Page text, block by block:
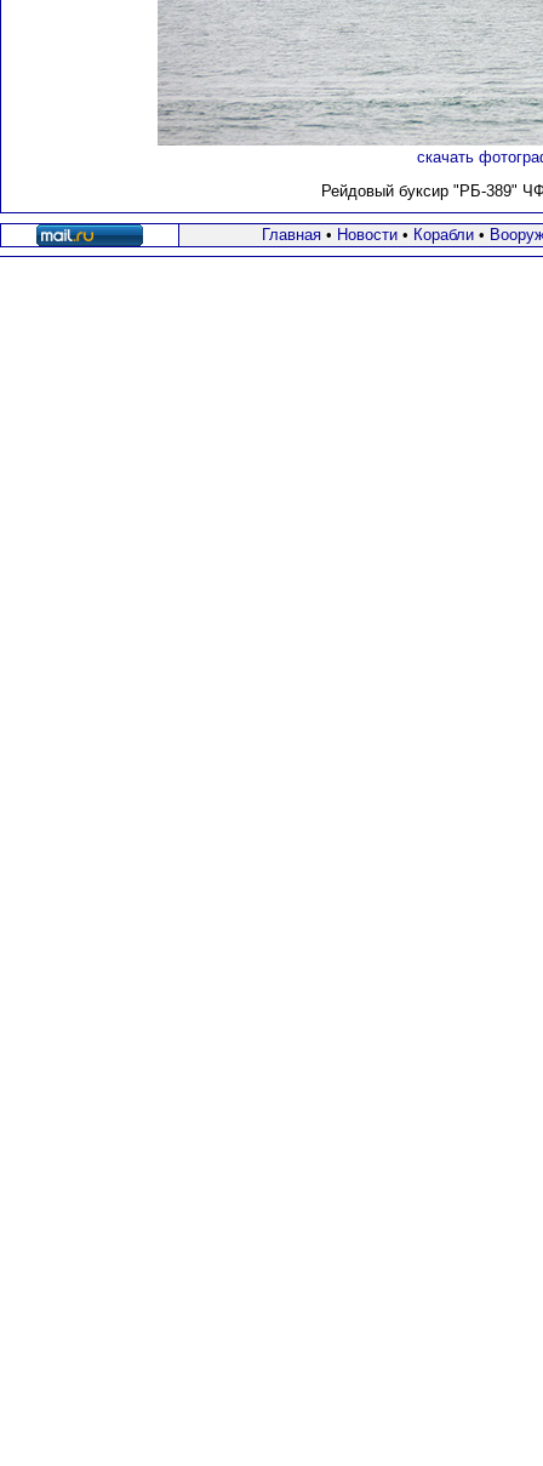
скачать
Рейдовый буксир "РБ-389"
Главная• Новости• Корабли•